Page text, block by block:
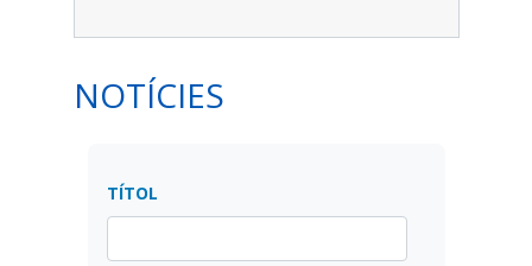
NOTÍCIES
TÍTOL